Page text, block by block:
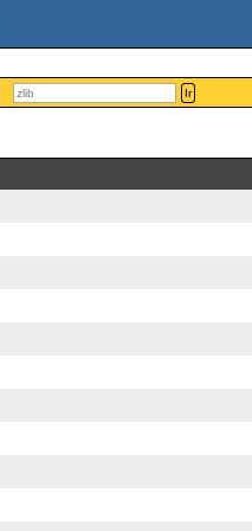
Ir